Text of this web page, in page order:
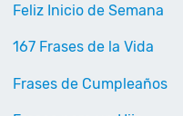
Feliz Inicio de Semana
167 Frases de la Vida
Frases de Cumpleaños